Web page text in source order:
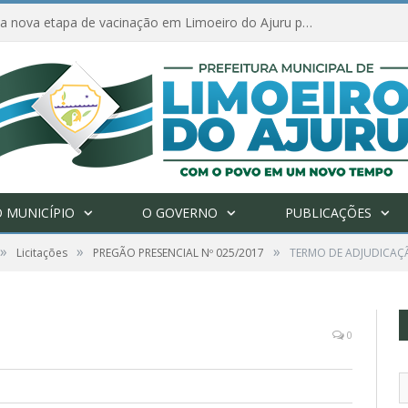
Amanhã começa nova etapa de vacinação em Limoeiro do Ajuru para idosos com 65 ou mais
MUNICÍPIO O GOVERNO PUBLICAÇÕES
» Licitações » PREGÃO PRESENCIAL Nº 025/2017 » TERMO DE
0